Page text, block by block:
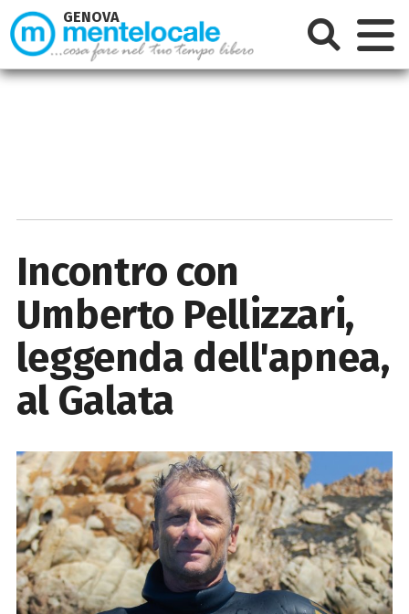
Incontro con
Umberto Pellizzari,
leggenda dell'apnea,
al Galata
GENOVA